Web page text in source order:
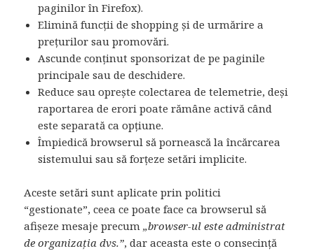
paginilor în Firefox).
Elimină funcții de shopping și de urmărire a
prețurilor sau promovări.
Ascunde conținut sponsorizat de pe paginile
principale sau de deschidere.
Reduce sau oprește colectarea de telemetrie, deși
raportarea de erori poate rămâne activă când
este separată ca opțiune.
Împiedică browserul să pornească la încărcarea
sistemului sau să forțeze setări implicite.
Aceste setări sunt aplicate prin politici
“gestionate”, ceea ce poate face ca browserul să
afișeze mesaje precum„browser-ul este administrat
de organizația dvs.”, dar aceasta este o consecință